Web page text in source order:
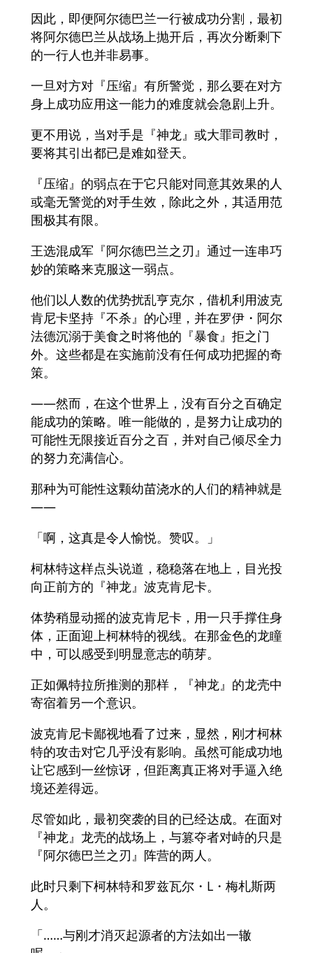
因此，即便阿尔德巴兰一行被成功分割，最初
将阿尔德巴兰从战场上抛开后，再次分断剩下
的一行人也并非易事。
一旦对方对『压缩』有所警觉，那么要在对方
身上成功应用这一能力的难度就会急剧上升。
更不用说，当对手是『神龙』或大罪司教时，
要将其引出都已是难如登天。
『压缩』的弱点在于它只能对同意其效果的人
或毫无警觉的对手生效，除此之外，其适用范
围极其有限。
王选混成军『阿尔德巴兰之刃』通过一连串巧
妙的策略来克服这一弱点。
他们以人数的优势扰乱亨克尔，借机利用波克
肯尼卡坚持『不杀』的心理，并在罗伊・阿尔
法德沉溺于美食之时将他的『暴食』拒之门
外。这些都是在实施前没有任何成功把握的奇
策。
——然而，在这个世界上，没有百分之百确定
能成功的策略。唯一能做的，是努力让成功的
可能性无限接近百分之百，并对自己倾尽全力
的努力充满信心。
那种为可能性这颗幼苗浇水的人们的精神就是
——
「啊，这真是令人愉悦。赞叹。」
柯林特这样点头说道，稳稳落在地上，目光投
向正前方的『神龙』波克肯尼卡。
体势稍显动摇的波克肯尼卡，用一只手撑住身
体，正面迎上柯林特的视线。在那金色的龙瞳
中，可以感受到明显意志的萌芽。
正如佩特拉所推测的那样，『神龙』的龙壳中
寄宿着另一个意识。
波克肯尼卡鄙视地看了过来，显然，刚才柯林
特的攻击对它几乎没有影响。虽然可能成功地
让它感到一丝惊讶，但距离真正将对手逼入绝
境还差得远。
尽管如此，最初突袭的目的已经达成。在面对
『神龙』龙壳的战场上，与篡夺者对峙的只是
『阿尔德巴兰之刃』阵营的两人。
此时只剩下柯林特和罗兹瓦尔・L・梅札斯两
人。
「……与刚才消灭起源者的方法如出一辙